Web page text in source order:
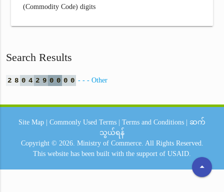
(Commodity Code) digits
Search Results
2 8 0 4 2 9 0 0 0 0 - - - Other
arrow_drop_up
Site Map Commonly Used Terms Terms and Conditions
ဆက်
သွယ်ရန်
Copyright © 2026. Ministry of Commerce. All Rights Reserved.
This website has been built with the support of USAID.